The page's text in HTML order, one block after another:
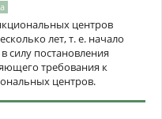
центров
лет, т. е. начало
силу постановления
требования к
центров.